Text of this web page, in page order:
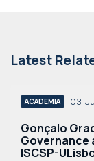
Latest
ACADEMIA 03
Gonçalo
Governance
ISCSP-